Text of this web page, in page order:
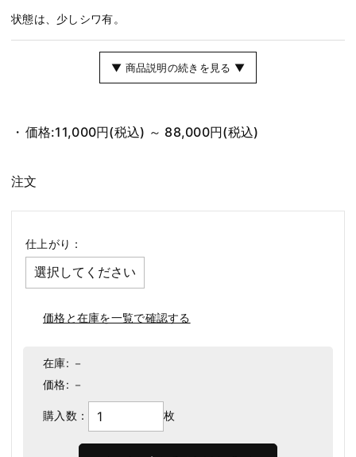
状態は、少しシワ有。
▼ 商品説明の続きを見る ▼
価格:11,000円(税込) ～ 88,000円(税込)
注文
仕上がり：
価格と在庫を一覧で確認する
在庫: －
価格: －
購入数： 枚